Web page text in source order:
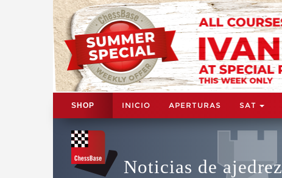
SHOP INICIO APERTURAS SAT
Noticias de ajedrez